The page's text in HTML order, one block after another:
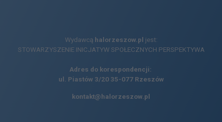
Wydawcą halorzeszow.pl jest:
STOWARZYSZENIE INICJATYW SPOŁECZNYCH PERSPEKTYWA
Adres do korespondencji:
ul. Piastów 3/20 35-077 Rzeszów
kontakt@halorzeszow.pl